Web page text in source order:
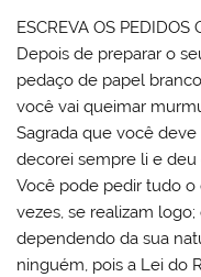
ESCREVA OS
Depois de preparar o
pedaço de papel
você vai queimar
Sagrada que você
decorei sempre li e deu
Você pode pedir tudo o
vezes, se realizam
dependendo da sua
ninguém, pois a Lei do